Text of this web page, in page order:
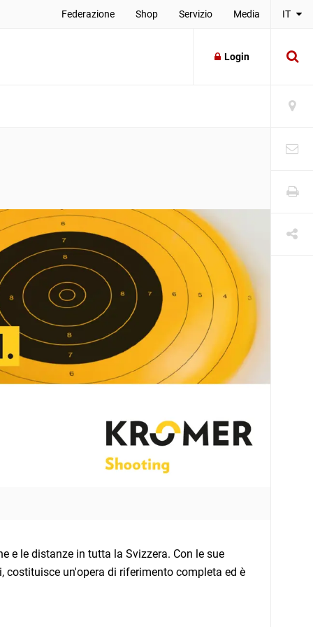
Federazione Shop Servizio Media IT
Login
e le distanze in tutta la Svizzera. Con le sue
un'opera di riferimento completa ed è